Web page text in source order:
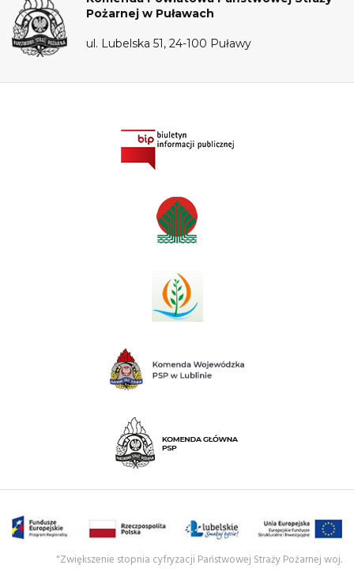
Pożarnej w Puławach
ul. Lubelska 51, 24-100 Puławy
"Zwiększenie stopnia cyfryzacji Państwowej Straży Pożarnej woj.